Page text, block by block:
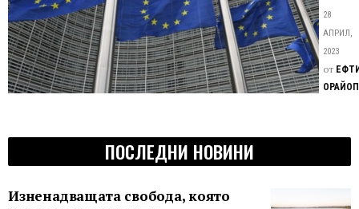
съюз
от
28
АПРИЛ,
2023
от
ПОСЛЕДНИ НОВИНИ
Изненадващата свобода, която